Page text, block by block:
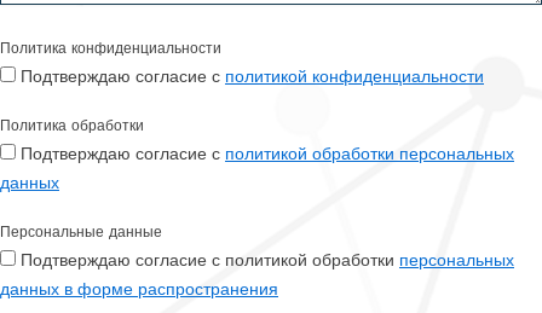
Политика конфиденциальности
Подтверждаю согласие с политикой конфиденциальности
Политика обработки
Подтверждаю согласие с политикой обработки персональных
данных
Персональные данные
Подтверждаю согласие с политикой обработки персональных
данных в форме распространения